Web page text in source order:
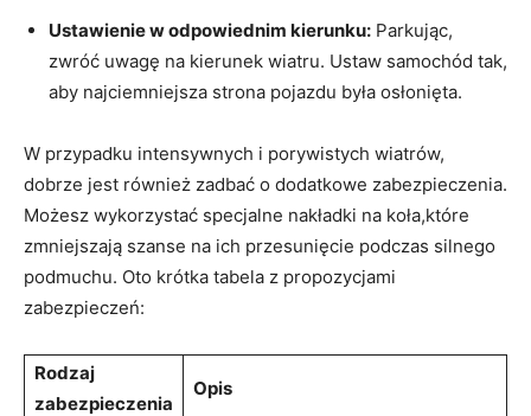
Ustawienie w odpowiednim⁣ kierunku: Parkując,
zwróć uwagę na kierunek wiatru. Ustaw ⁣samochód tak,
aby najciemniejsza strona pojazdu była osłonięta.
W przypadku intensywnych i porywistych wiatrów,
dobrze jest również zadbać o dodatkowe ⁣zabezpieczenia.
Możesz wykorzystać specjalne​ nakładki ⁣na koła,które
zmniejszają szanse na ⁤ich przesunięcie podczas silnego
podmuchu. Oto krótka tabela ‍z propozycjami
zabezpieczeń:
Rodzaj
zabezpieczenia
Opis